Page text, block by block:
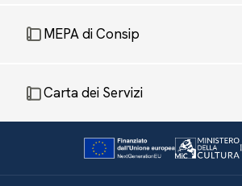
MEPA di Consip
Carta dei Servizi